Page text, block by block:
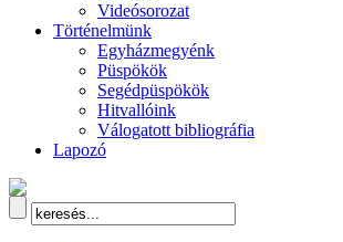
Videósorozat
Történelmünk
Egyházmegyénk
Püspökök
Segédpüspökök
Hitvallóink
Válogatott bibliográfia
Lapozó